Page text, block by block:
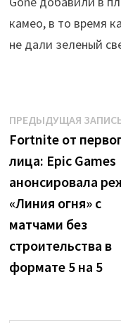
камео, в то время
не дали зеленый
Навигация
по
записям
ПРЕДЫДУЩАЯ
Fortnite от
лица: Epic Games
анонсировала
«Линия огня» с
матчами без
строительства в
формате 5 на 5